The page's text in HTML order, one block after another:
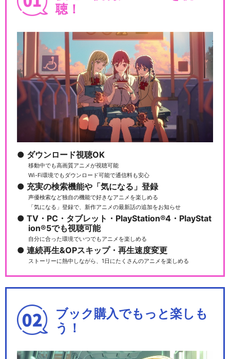
聴！
ダウンロード視聴OK
移動中でも高画質アニメが視聴可能
Wi-Fi環境でもダウンロード可能で通信料も安心
充実の検索機能や「気になる」登録
声優検索など独自の機能で好きなアニメを楽しめる
「気になる」登録で、新作アニメの最新話の追加をお知らせ
TV・PC・タブレット・PlayStation®4・PlayStat
ion®5でも視聴可能
自分に合った環境でいつでもアニメを楽しめる
連続再生&OPスキップ・再生速度変更
ストーリーに熱中しながら、1日にたくさんのアニメを楽しめる
ブック購入でもっと楽しも
う！